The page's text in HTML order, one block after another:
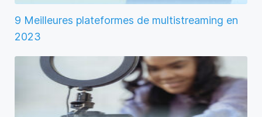
9 Meilleures plateformes de multistreaming en
2023